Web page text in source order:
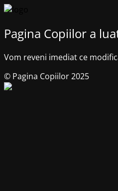
Pagina Copiilor a
Vom reveni imediat ce
© Pagina Copiilor 2025